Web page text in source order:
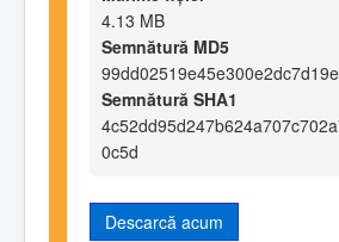
4.13 MB
Semnătură MD5
Semnătură SHA1
0c5d
Descarcă acum